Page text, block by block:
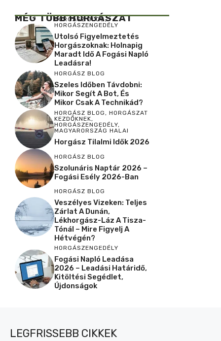
MÉG TÖBB HORGÁSZAT
HORGÁSZ BLOG,
HORGÁSZENGEDÉLY
Utolsó Figyelmeztetés
Horgászoknak: Holnapig
Maradt Idő A Fogási Napló
Leadásra!
HORGÁSZ BLOG
Szeles Időben Távdobni:
Mikor Segít A Bot, És
Mikor Csak A Technikád?
HORGÁSZ BLOG , HORGÁSZAT
KEZDŐKNEK,
HORGÁSZENGEDÉLY,
MAGYARORSZÁG HALAI
Horgász Tilalmi Idők 2026
HORGÁSZ BLOG
Szolunáris Naptár 2026 –
Fogási Esély 2026-Ban
HORGÁSZ BLOG
Veszélyes Vizeken: Teljes
Zárlat A Dunán,
Lékhorgász-Láz A Tisza-
Tónál – Mire Figyelj A
Hétvégén?
HORGÁSZENGEDÉLY
Fogási Napló Leadása
2026 – Leadási Határidő,
Kitöltési Segédlet,
Újdonságok
LEGFRISSEBB CIKKEK